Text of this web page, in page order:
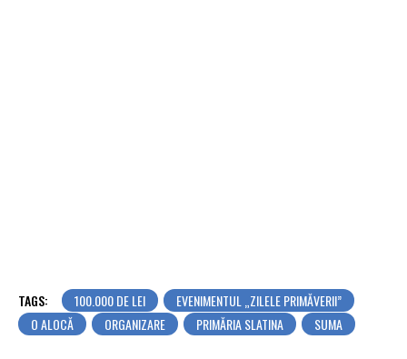
TAGS: 100.000 DE LEI
EVENIMENTUL „ZILELE PRIMĂVERII”
O ALOCĂ
ORGANIZARE PRIMĂRIA SLATINA SUMA